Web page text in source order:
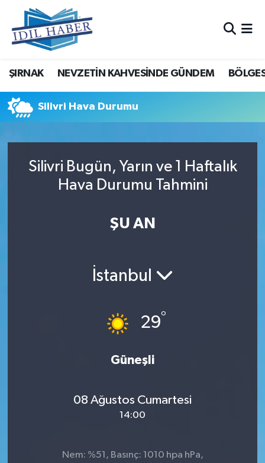
ŞIRNAK NEVZETİN KAHVESİNDE GÜNDEM
Silivri Hava Durumu
Silivri Bugün, Yarın ve 1 Haftalık
Hava Durumu Tahmini
ŞU AN
İstanbul
29°
Güneşli
08 Ağustos Cumartesi
14:00
Nem: %51, Basınç: 1010 hpa hPa,
Nöbetçi Eczaneler
Hava Durumu
Trafik Durumu
Tüm Manşetler